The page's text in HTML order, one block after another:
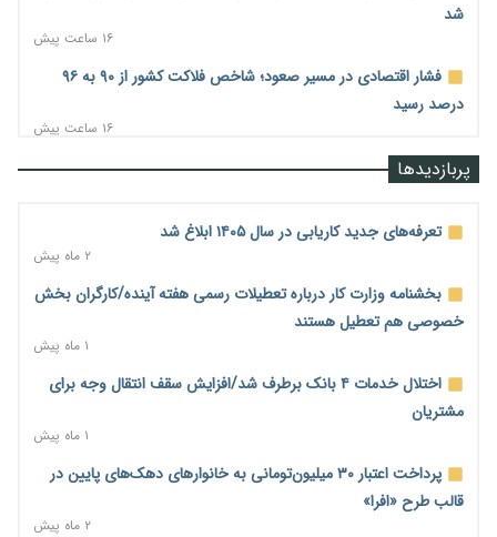
شد
۱۶ ساعت پیش
فشار اقتصادی در مسیر صعود؛ شاخص فلاکت کشور از ۹۰ به ۹۶
درصد رسید
۱۶ ساعت پیش
رشد ۷۵ هزار میلیاردی بازار خرید اعتباری؛ فین‌تک‌ها وارد میدان
۱۶ ساعت پیش
آغاز اجرای پایلوت «ردا کارت» برای دانشجویان تحصیلات تکمیلی
محدودیت تازه برای شبکه بانکی؛ افزایش سپرده قانونی با هدف
کنترل تورم
ترمز تولید خودرو کشیده شد؛ افت ۲۵ درصدی تیراژ ایران‌خودرو،
سایپا و پارس‌خودرو
پربازدیدها
تعرفه‌های جدید کاریابی در سال ۱۴۰۵ ابلاغ شد
۲ ماه پیش
بخشنامه وزارت کار درباره تعطیلات رسمی هفته آینده/کارگران بخش
خصوصی هم تعطیل هستند
۱ ماه پیش
اختلال خدمات ۴ بانک برطرف شد/افزایش سقف انتقال وجه برای
مشتریان
۱ ماه پیش
پرداخت اعتبار ۳۰ میلیون‌تومانی به خانوارهای دهک‌های پایین در
قالب طرح «افرا»
۲ ماه پیش